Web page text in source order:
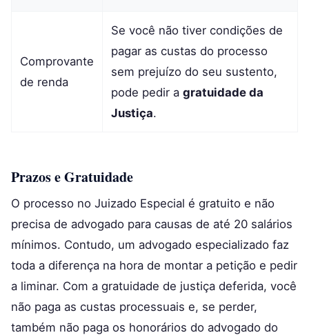
Comprovante
de renda
Se você não tiver condições de
pagar as custas do processo
sem prejuízo do seu sustento,
pode pedir a gratuidade da
Justiça.
Prazos e Gratuidade
O processo no Juizado Especial é gratuito e não
precisa de advogado para causas de até 20 salários
mínimos. Contudo, um advogado especializado faz
toda a diferença na hora de montar a petição e pedir
a liminar. Com a gratuidade de justiça deferida, você
não paga as custas processuais e, se perder,
também não paga os honorários do advogado do